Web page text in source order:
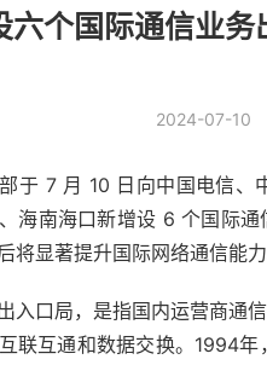
六个国际通信业
2024-07-10
于 7 月 10 日向中国电信、
海南海口新增设 6 个国际
将显著提升国际网络通信能力
入口局，是指国内运营商通
联互通和数据交换。1994